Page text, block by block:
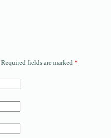
Required fields are marked *